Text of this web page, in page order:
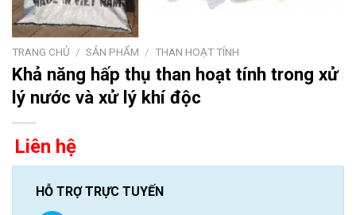
TRANG CHỦ / SẢN PHẨM / THAN HOẠT TÍNH
Khả năng hấp thụ than hoạt tính trong xử
lý nước và xử lý khí độc
Liên hệ
HỖ TRỢ TRỰC TUYẾN